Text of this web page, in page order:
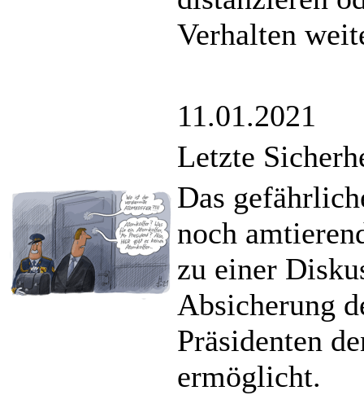
Verhalten
11.01.2021
Letzte
Das
noch
zu einer
Absicherung
Präsidenten
ermöglicht.